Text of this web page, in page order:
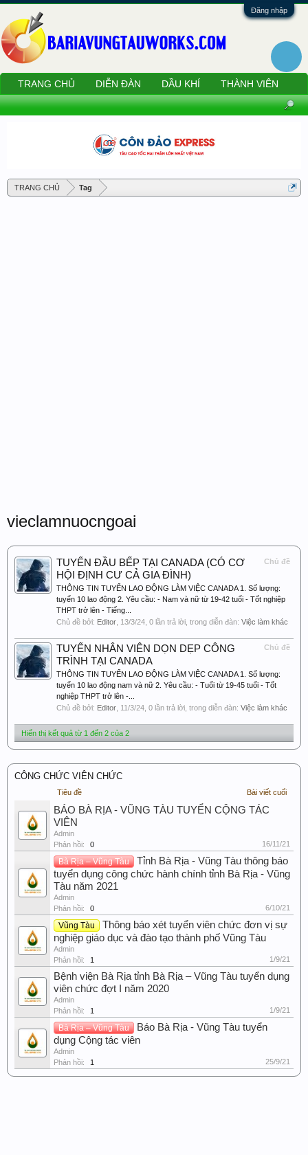
Đăng nhập
TRANG CHỦ Tag
vieclamnuocngoai
Chủ đề
TUYỂN ĐẦU BẾP TẠI CANADA (CÓ CƠ
HỘI ĐỊNH CƯ CẢ GIA ĐÌNH)
THÔNG TIN TUYỂN LAO ĐỘNG LÀM VIỆC CANADA 1. Số lượng:
tuyển 10 lao động 2. Yêu cầu: - Nam và nữ từ 19-42 tuổi - Tốt nghiệp
THPT trở lên - Tiếng...
Chủ đề bởi: Editor, 13/3/24, 0 lần trả lời, trong diễn đàn: Việc làm khác
Chủ đề
TUYỂN NHÂN VIÊN DỌN DẸP CÔNG
TRÌNH TẠI CANADA
THÔNG TIN TUYỂN LAO ĐỘNG LÀM VIỆC CANADA 1. Số lượng:
tuyển 10 lao động nam và nữ 2. Yêu cầu: - Tuổi từ 19-45 tuổi - Tốt
nghiệp THPT trở lên -...
Chủ đề bởi: Editor, 11/3/24, 0 lần trả lời, trong diễn đàn: Việc làm khác
Hiển thị kết quả từ 1 đến 2 của 2
CÔNG CHỨC VIÊN CHỨC
Tiêu đề Bài viết cuối
BÁO BÀ RỊA - VŨNG TÀU TUYỂN CỘNG TÁC
VIÊN
Admin
Phản hồi:
0 16/11/21
Bà Rịa – Vũng Tàu
Tỉnh Bà Rịa - Vũng Tàu thông báo
tuyển dụng công chức hành chính tỉnh Bà Rịa - Vũng
Tàu năm 2021
Admin
Phản hồi:
0 6/10/21
Vũng Tàu
Thông báo xét tuyển viên chức đơn vị sự
nghiệp giáo dục và đào tạo thành phố Vũng Tàu
Admin
Phản hồi:
1 1/9/21
Bệnh viện Bà Rịa tỉnh Bà Rịa – Vũng Tàu tuyển dụng
viên chức đợt I năm 2020
Admin
Phản hồi:
1 1/9/21
Bà Rịa – Vũng Tàu
Báo Bà Rịa - Vũng Tàu tuyển
dụng Cộng tác viên
Admin
Phản hồi:
1 25/9/21
TRANG CHỦ DIỄN ĐÀN DẦU KHÍ THÀNH VIÊN